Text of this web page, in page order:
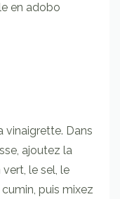
en adobo
vinaigrette. Dans
ajoutez la
le sel, le
puis mixez